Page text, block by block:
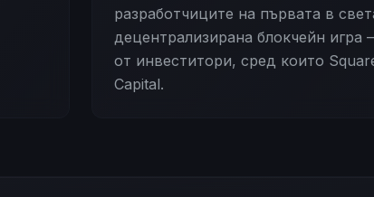
разработчиците на първата в
децентрализирана блокчейн
от инвеститори, сред които
Capital.